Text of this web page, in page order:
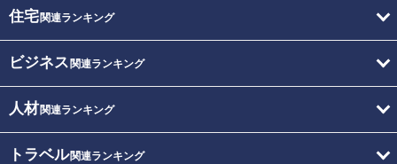
住宅関連ランキング
ビジネス 関連ランキング
人材関連ランキング
トラベル関連ランキング